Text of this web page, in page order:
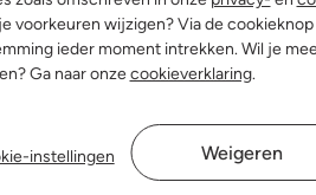
voorkeuren wijzigen? Via de
ieder moment intrekken. Wil je
Ga naar onzecookieverklaring.
instellingen Weigeren